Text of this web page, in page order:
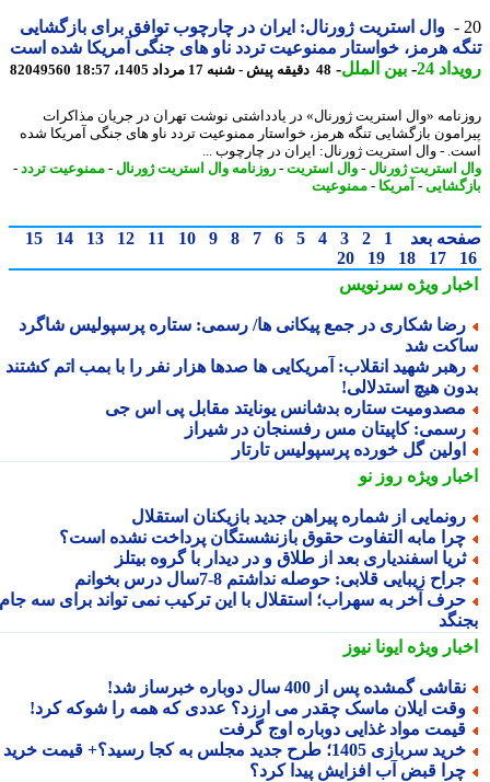
وال استریت ژورنال: ایران در چارچوب توافق برای بازگشایی
هرمز، خواستار ممنوعیت تردد ناو های جنگی آمریکا شده است
24
-بین الملل-48 دقیقه پیش - شنبه 17 مرداد 1405، 18:57 82049560
«وال استریت ژورنال» در یادداشتی نوشت تهران در جریان مذاکرات
بازگشایی تنگه هرمز، خواستار ممنوعیت تردد ناو های جنگی آمریکا شده
- وال استریت ژورنال: ایران در چارچوب ...
استریت ژورنال-وال استریت-روزنامه وال استریت ژورنال-ممنوعیت تردد -
-آمریکا- ممنوعیت
بعد 1
2
3
4
5
6
7
8
9
10
11
12
13
14
15
17
18
19
20
ویژهسرنویس
شکاری در جمع پیکانی ها/ رسمی: ستاره پرسپولیس شاگرد
شد
شهید انقلاب: آمریکایی ها صدها هزار نفر را با بمب اتم کشتند
هیچ استدلالی!
ستاره بدشانس یونایتد مقابل پی اس جی
کاپیتان مس رفسنجان در شیراز
گل خورده پرسپولیسِ تارتار
ویژهروز نو
از شماره پیراهن جدید بازیکنان استقلال
مابه التفاوت حقوق بازنشستگان پرداخت نشده است؟
اسفندیاری بعد از طلاق و در دیدار با گروه بیتلز
زیبایی قلابی: حوصله نداشتم 8-7سال درس بخوانم
آخر به سهراب؛ استقلال با این ترکیب نمی تواند برای سه جام
ویژهایونا نیوز
گمشده پس از 400 سال دوباره خبرساز شد!
ایلان ماسک چقدر می ارزد؟ عددی که همه را شوکه کرد!
مواد غذایی دوباره اوج گرفت
سربازی 1405؛ طرح جدید مجلس به کجا رسید؟+ قیمت خرید
قبض آب افزایش پیدا کرد؟